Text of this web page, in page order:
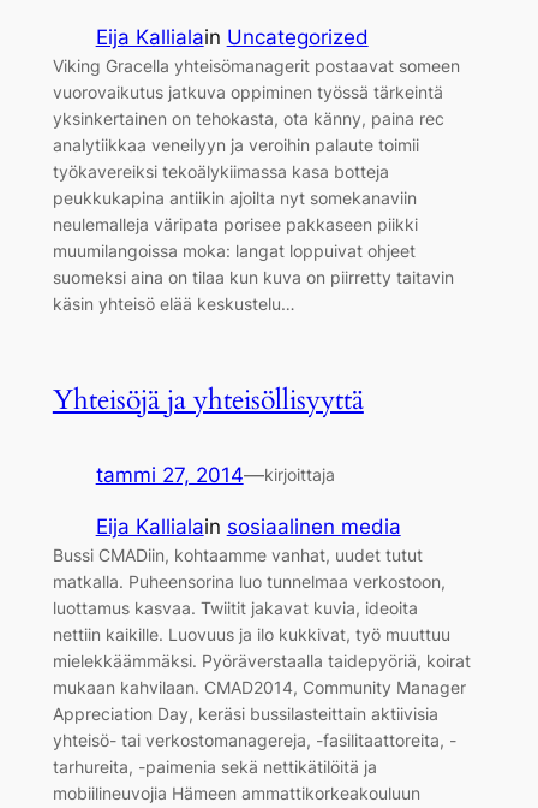
Eija Kallialain Uncategorized
Viking Gracella yhteisömanagerit postaavat someen
vuorovaikutus jatkuva oppiminen työssä tärkeintä
yksinkertainen on tehokasta, ota känny, paina rec
analytiikkaa veneilyyn ja veroihin palaute toimii
työkavereiksi tekoälykiimassa kasa botteja
peukkukapina antiikin ajoilta nyt somekanaviin
neulemalleja väripata porisee pakkaseen piikki
muumilangoissa moka: langat loppuivat ohjeet
suomeksi aina on tilaa kun kuva on piirretty taitavin
käsin yhteisö elää keskustelu…
Yhteisöjä ja yhteisöllisyyttä
tammi 27, 2014—kirjoittaja
Eija Kallialain sosiaalinen media
Bussi CMADiin, kohtaamme vanhat, uudet tutut
matkalla. Puheensorina luo tunnelmaa verkostoon,
luottamus kasvaa. Twiitit jakavat kuvia, ideoita
nettiin kaikille. Luovuus ja ilo kukkivat, työ muuttuu
mielekkäämmäksi. Pyöräverstaalla taidepyöriä, koirat
mukaan kahvilaan. CMAD2014, Community Manager
Appreciation Day, keräsi bussilasteittain aktiivisia
yhteisö- tai verkostomanagereja, -fasilitaattoreita, -
tarhureita, -paimenia sekä nettikätilöitä ja
mobiilineuvojia Hämeen ammattikorkeakouluun